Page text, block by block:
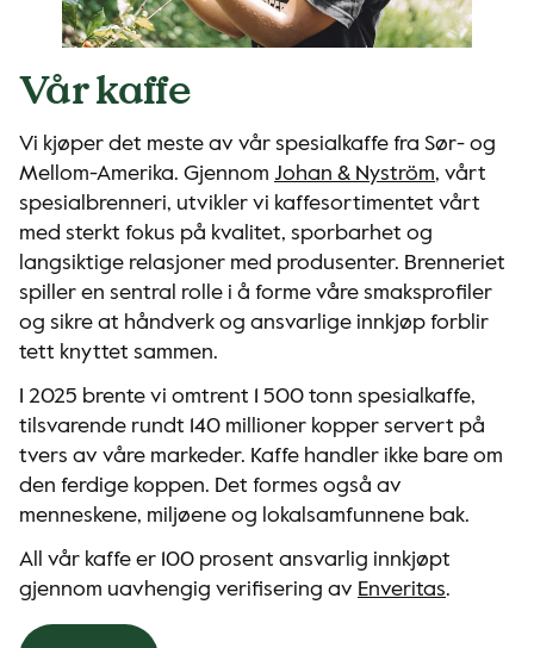
Vår kaffe
Vi kjøper det meste av vår spesialkaffe fra Sør- og
Mellom-Amerika. Gjennom Johan & Nyström, vårt
spesialbrenneri, utvikler vi kaffesortimentet vårt
med sterkt fokus på kvalitet, sporbarhet og
langsiktige relasjoner med produsenter. Brenneriet
spiller en sentral rolle i å forme våre smaksprofiler
og sikre at håndverk og ansvarlige innkjøp forblir
tett knyttet sammen.
I 2025 brente vi omtrent 1 500 tonn spesialkaffe,
tilsvarende rundt 140 millioner kopper servert på
tvers av våre markeder. Kaffe handler ikke bare om
den ferdige koppen. Det formes også av
menneskene, miljøene og lokalsamfunnene bak.
All vår kaffe er 100 prosent ansvarlig innkjøpt
gjennom uavhengig verifisering av Enveritas.